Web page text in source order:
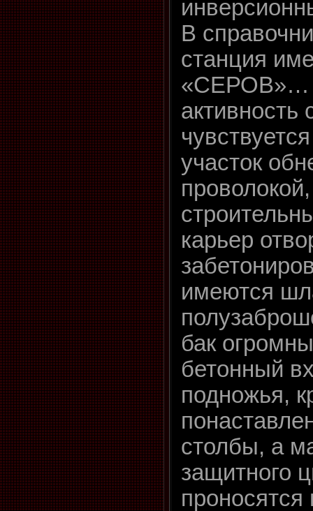
В
станция
«СЕРОВ»…
активность
участок
карьер
имеются
бак
бетонный
подножья,
столбы, а
защитного